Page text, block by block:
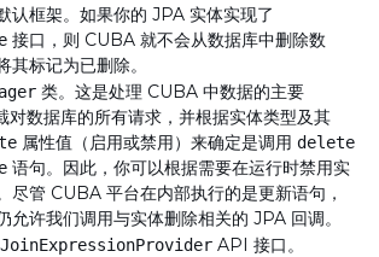
认框架。如果你的 JPA 实体实现了
接口，则 CUBA 就不会从数据库中删除数
其标记为已删除。
类。这是处理 CUBA 中数据的主要
对数据库的所有请求，并根据实体类型及其
属性值（启用或禁用）来确定是调用 delete
语句。因此，你可以根据需要在运行时禁用实
尽管 CUBA 平台在内部执行的是更新语句，
允许我们调用与实体删除相关的 JPA 回调。
JoinExpressionProvider API 接口。